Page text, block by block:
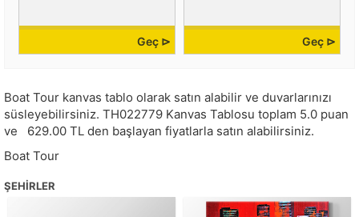
Geç ⊳ Geç ⊳
Boat Tour kanvas tablo olarak satın alabilir ve duvarlarınızı
süsleyebilirsiniz. TH022779 Kanvas Tablosu toplam 5.0 puan
ve
629.00 TL den başlayan fiyatlarla satın alabilirsiniz.
Boat Tour
ŞEHIRLER